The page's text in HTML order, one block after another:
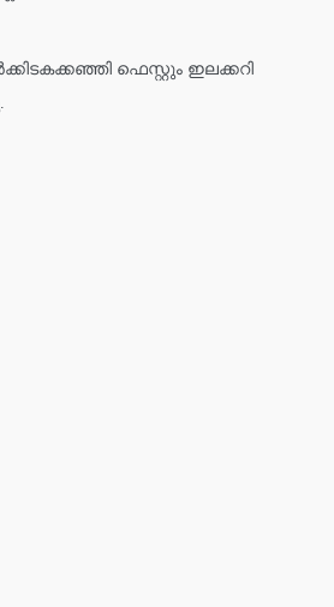
ഫെസ്റ്റും ഇലക്കറി